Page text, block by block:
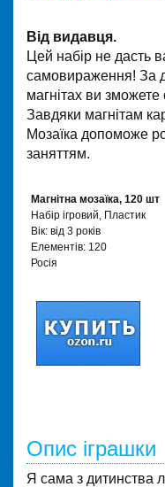
Від видавця.
Цей набір не дасть
самовираження! За
магнітах ви зможете
Завдяки магнітам
Мозаїка допоможе
заняттям.
Магнітна мозаїка, 120 шт
Набір ігровий, Пластик
Вік: від 3 років
Елементів: 120
Росія
Опис іграшки
Я сама з дитинства